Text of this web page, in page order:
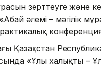
зерттеуге және
әлемі – мәңгілік
Қазақстан
«Ұлы халықтың –